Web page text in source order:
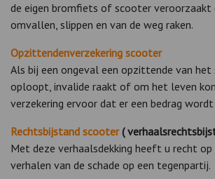
de eigen bromfiets of scooter veroorzaakt
omvallen, slippen en van de weg raken.
Opzittendenverzekering scooter
Als bij een ongeval een opzittende van
oploopt, invalide raakt of om het leven
verzekering ervoor dat er een bedrag
Rechtsbijstand scooter(
Met deze verhaalsdekking heeft u recht
verhalen van de schade op een tegenpartij.